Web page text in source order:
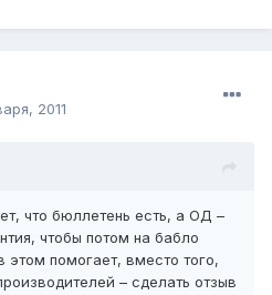
2011
что бюллетень есть, а ОД –
чтобы потом на бабло
этом помогает, вместо того,
– сделать отзыв